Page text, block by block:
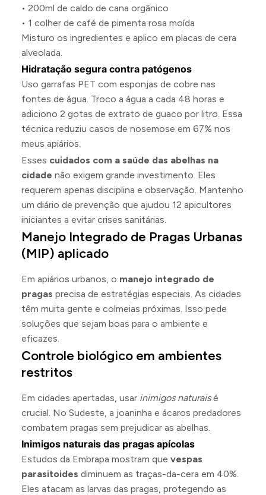
• 200ml de caldo de cana orgânico
• 1 colher de café de pimenta rosa moída
Misturo os ingredientes e aplico em placas de cera
alveolada.
Hidratação segura contra patógenos
Uso garrafas PET com esponjas de cobre nas
fontes de água. Troco a água a cada 48 horas e
adiciono 2 gotas de extrato de guaco por litro. Essa
técnica reduziu casos de nosemose em 67% nos
meus apiários.
Esses cuidados com a saúde das abelhas na
cidade não exigem grande investimento. Eles
requerem apenas disciplina e observação. Mantenho
um diário de prevenção que ajudou 12 apicultores
iniciantes a evitar crises sanitárias.
Manejo Integrado de Pragas Urbanas
(MIP) aplicado
Em apiários urbanos, o manejo integrado de
pragas precisa de estratégias especiais. As cidades
têm muita gente e colmeias próximas. Isso pede
soluções que sejam boas para o ambiente e
eficazes.
Controle biológico em ambientes
restritos
Em cidades apertadas, usar inimigos naturaisé
crucial. No Sudeste, a joaninha e ácaros predadores
combatem pragas sem prejudicar as abelhas.
Inimigos naturais das pragas apícolas
Estudos da Embrapa mostram que vespas
parasitoides diminuem as traças-da-cera em 40%.
Eles atacam as larvas das pragas, protegendo as